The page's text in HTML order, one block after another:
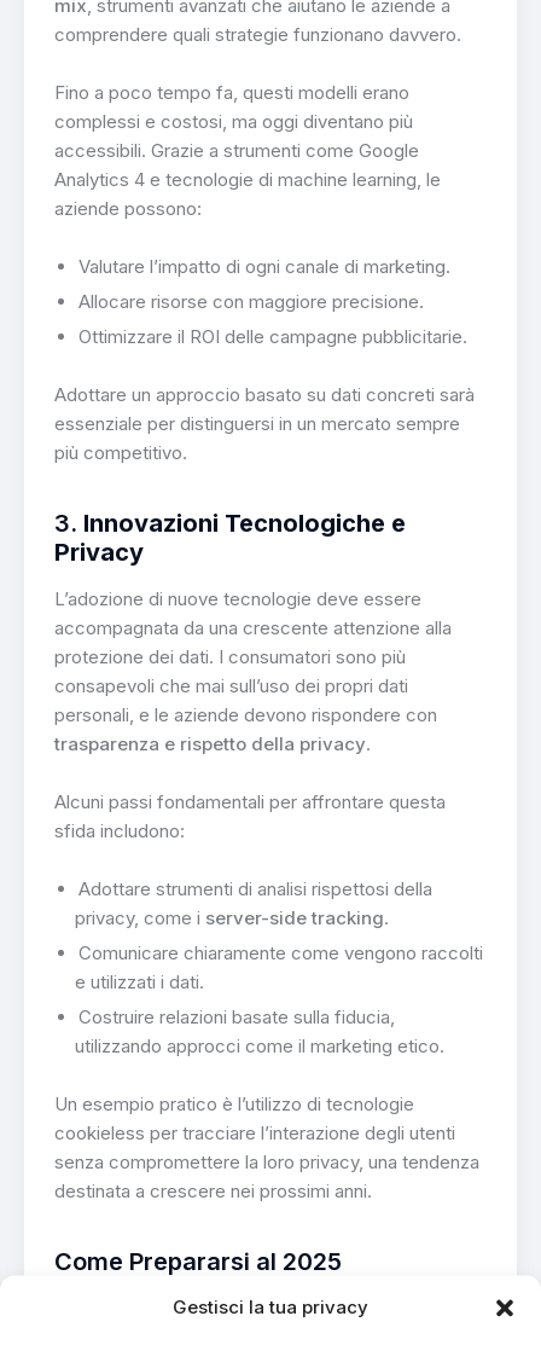
Gestisci la tua privacy
mix , strumenti avanzati che aiutano le aziende a
comprendere quali strategie funzionano davvero.
Fino a poco tempo fa, questi modelli erano
complessi e costosi, ma oggi diventano più
accessibili. Grazie a strumenti come Google
Analytics 4 e tecnologie di machine learning, le
aziende possono:
Valutare l’impatto di ogni canale di marketing.
Allocare risorse con maggiore precisione.
Ottimizzare il ROI delle campagne pubblicitarie.
Adottare un approccio basato su dati concreti sarà
essenziale per distinguersi in un mercato sempre
più competitivo.
3. Innovazioni Tecnologiche e
Privacy
L’adozione di nuove tecnologie deve essere
accompagnata da una crescente attenzione alla
protezione dei dati. I consumatori sono più
consapevoli che mai sull’uso dei propri dati
personali, e le aziende devono rispondere con
trasparenza e rispetto della privacy.
Alcuni passi fondamentali per affrontare questa
sfida includono:
Adottare strumenti di analisi rispettosi della
privacy, come i server-side tracking.
Comunicare chiaramente come vengono raccolti
e utilizzati i dati.
Costruire relazioni basate sulla fiducia,
utilizzando approcci come il marketing etico.
Un esempio pratico è l’utilizzo di tecnologie
cookieless per tracciare l’interazione degli utenti
senza compromettere la loro privacy, una tendenza
destinata a crescere nei prossimi anni.
Come Prepararsi al 2025
Le aziende devono iniziare oggi a investire in queste